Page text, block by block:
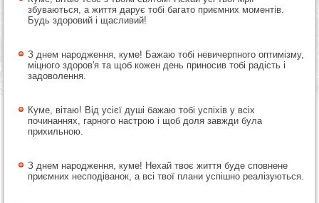
збуваються, а життя дарує тобі багато приємних моментів.
Будь здоровий і щасливий!
З днем народження, куме! Бажаю тобі невичерпного оптимізму,
міцного здоров'я та щоб кожен день приносив тобі радість і
задоволення.
Куме, вітаю! Від усієї душі бажаю тобі успіхів у всіх
починаннях, гарного настрою і щоб доля завжди була
прихильною.
З днем народження, куме! Нехай твоє життя буде сповнене
приємних несподіванок, а всі твої плани успішно реалізуються.